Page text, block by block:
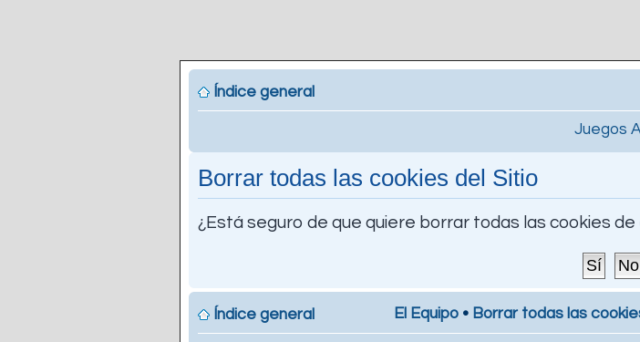
Índice general
Juegos
Borrar todas las cookies del Sitio
¿Está seguro de que quiere borrar todas las cookies de
Índice general El Equipo • Borrar todas las